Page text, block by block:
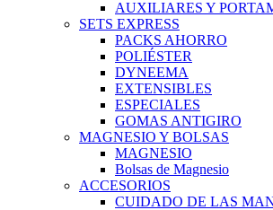
AUXILIARES Y
SETS EXPRESS
PACKS AHORRO
POLIÉSTER
DYNEEMA
EXTENSIBLES
ESPECIALES
GOMAS ANTIGIRO
MAGNESIO Y BOLSAS
MAGNESIO
Bolsas de Magnesio
ACCESORIOS
CUIDADO DE LAS